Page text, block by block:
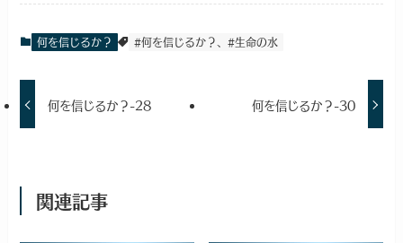
何を信じるか？ #何を信じるか？、#生命の水
何を信じるか？-28 何を信じるか？-30
関連記事